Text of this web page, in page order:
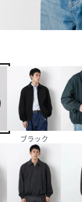
ブラック